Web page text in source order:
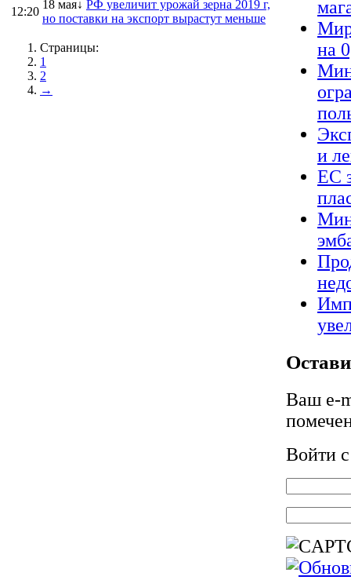
12:20
18 мая↓ РФ увеличит урожай зерна 2019 г,
но поставки на экспорт вырастут меньше
Страницы:
1
2
→
на
и
ЕС
Ваш e-
Войти